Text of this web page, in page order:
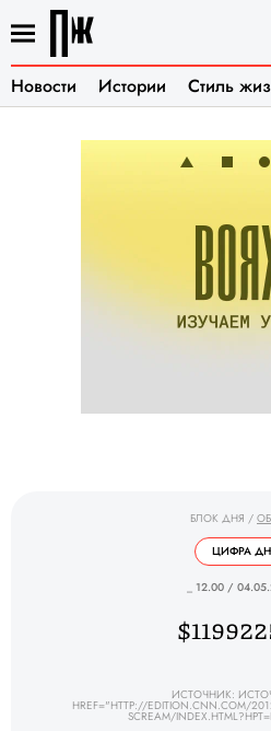
Новости Истории Стиль
БЛОК ДНЯ /
ЦИФРА
_ 12.00 /
ИСТОЧНИК:
HREF="HTTP://EDITION.CNN.COM/
SCREAM/